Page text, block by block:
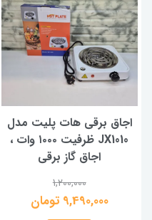
اجاق برقی هات پلیت مدل
JX1010 ظرفیت ۱۰۰۰ وات ،
اجاق گاز برقی
1,200,000
9,490,000 تومان